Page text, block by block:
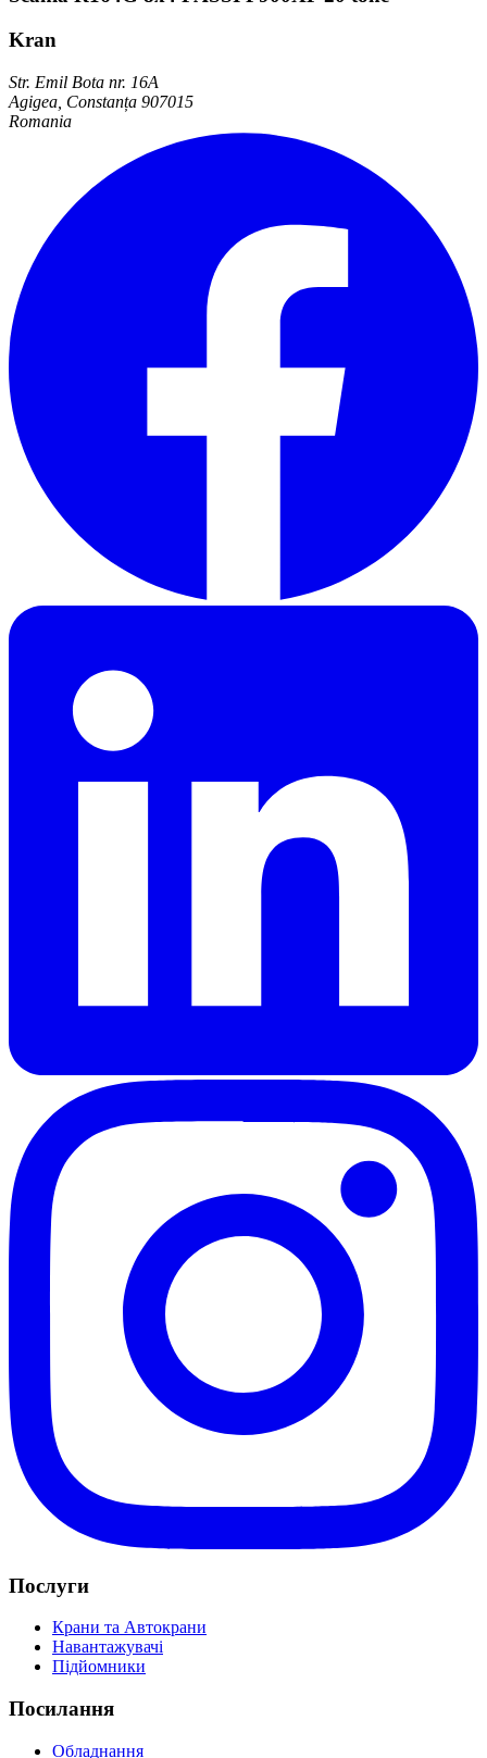
Kran
Str. Emil Bota nr. 16A
Agigea, Constanța 907015
Romania
Послуги
Крани та Автокрани
Навантажувачі
Підйомники
Посилання
Обладнання